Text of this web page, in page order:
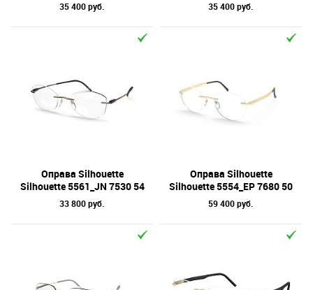
35 400 руб. 35 400 руб.
Оправа Silhouette
Silhouette 5561_JN 7530 54
33 800 руб.
Оправа Silhouette
Silhouette 5554_EP 7680 50
59 400 руб.